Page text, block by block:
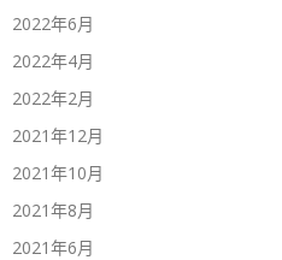
2022年6月
2022年4月
2022年2月
2021年12月
2021年10月
2021年8月
2021年6月